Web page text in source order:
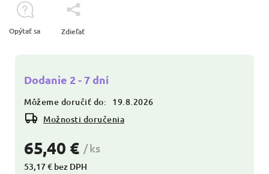
65,40 € / ks
53,17 € bez DPH
Dodanie 2 - 7 dní
Môžeme doručiť do:
19.8.2026
Možnosti doručenia
Opýtať sa Zdieľať